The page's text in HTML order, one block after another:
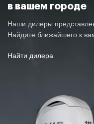
в вашем городе
Наши дилеры
Найдите ближайшего к
Найти дилера